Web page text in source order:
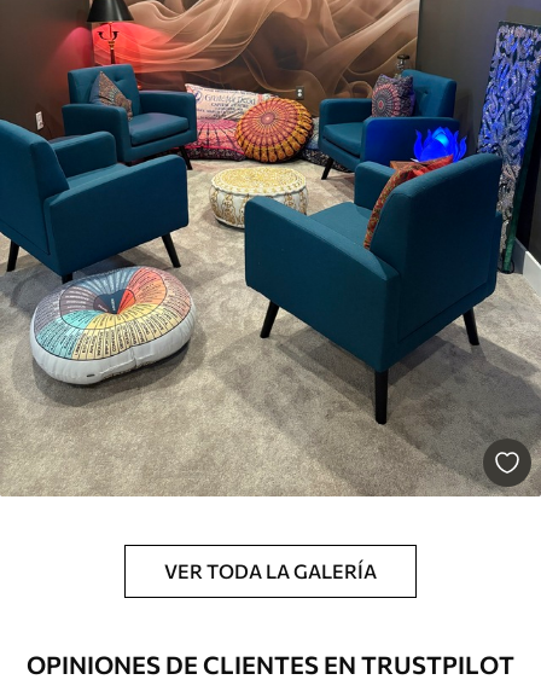
Más de 360 cm de altura: aplicación con
solapamiento.
Materiales disponibles
Estándar
36
Premium
43.3326.00$/m²
Vinilo Premium
48.3329.00$/m²
VER TODA LA GALERÍA
OPINIONES DE CLIENTES EN TRUSTPILOT